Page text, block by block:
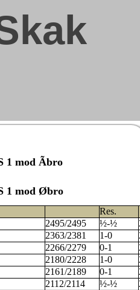
mod Ãbro
1 mod Øbro
Res.
2495/2495 ½-½
2363/2381 1-0
2266/2279 0-1
2180/2228 1-0
2161/2189 0-1
2112/2114 ½-½